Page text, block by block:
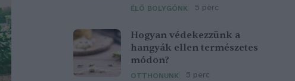
ÉLŐ BOLYGÓNK 5 perc
Hogyan védekezzünk a
hangyák ellen természetes
módon?
OTTHONUNK 5 perc